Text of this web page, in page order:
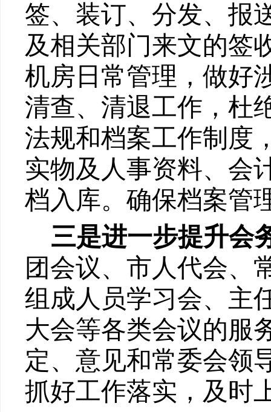
签、装订、分发、报
及相关部门来文的签
机房日常管理，做好
清查、清退工作，杜
法规和档案工作制度
实物及人事资料、会
档入库。确保档案管
三是进一步提升会
团会议、市人代会、
组成人员学习会、主
大会等各类会议的服
定、意见和常委会领
抓好工作落实，及时